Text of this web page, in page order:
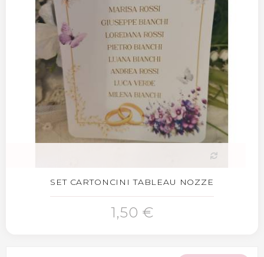
SET CARTONCINI TABLEAU NOZZE
1,50 €